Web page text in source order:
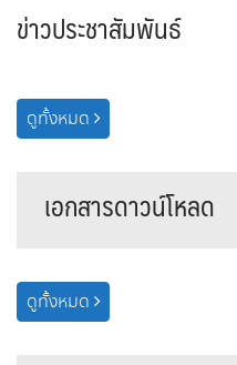
ข่าวประชาสัมพันธ์
ดูทั้งหมด
เอกสารดาวน์โหลด
ดูทั้งหมด